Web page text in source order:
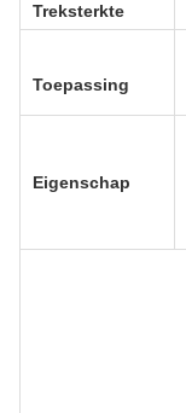
Treksterkte
Toepassing
Eigenschap